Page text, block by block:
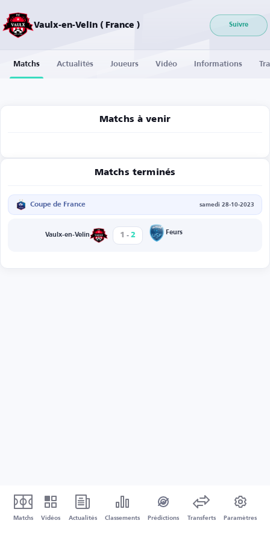
Vaulx-en-Velin ( France ) Suivre
Matchs Actualités Joueurs Vidéo Informations
Matchs à venir
Matchs terminés
Coupe de France samedi 28-10-2023
Vaulx-en-Velin 1 - 2 Feurs
Matchs Vidéos Actualités Classements Prédictions Transferts Paramètres